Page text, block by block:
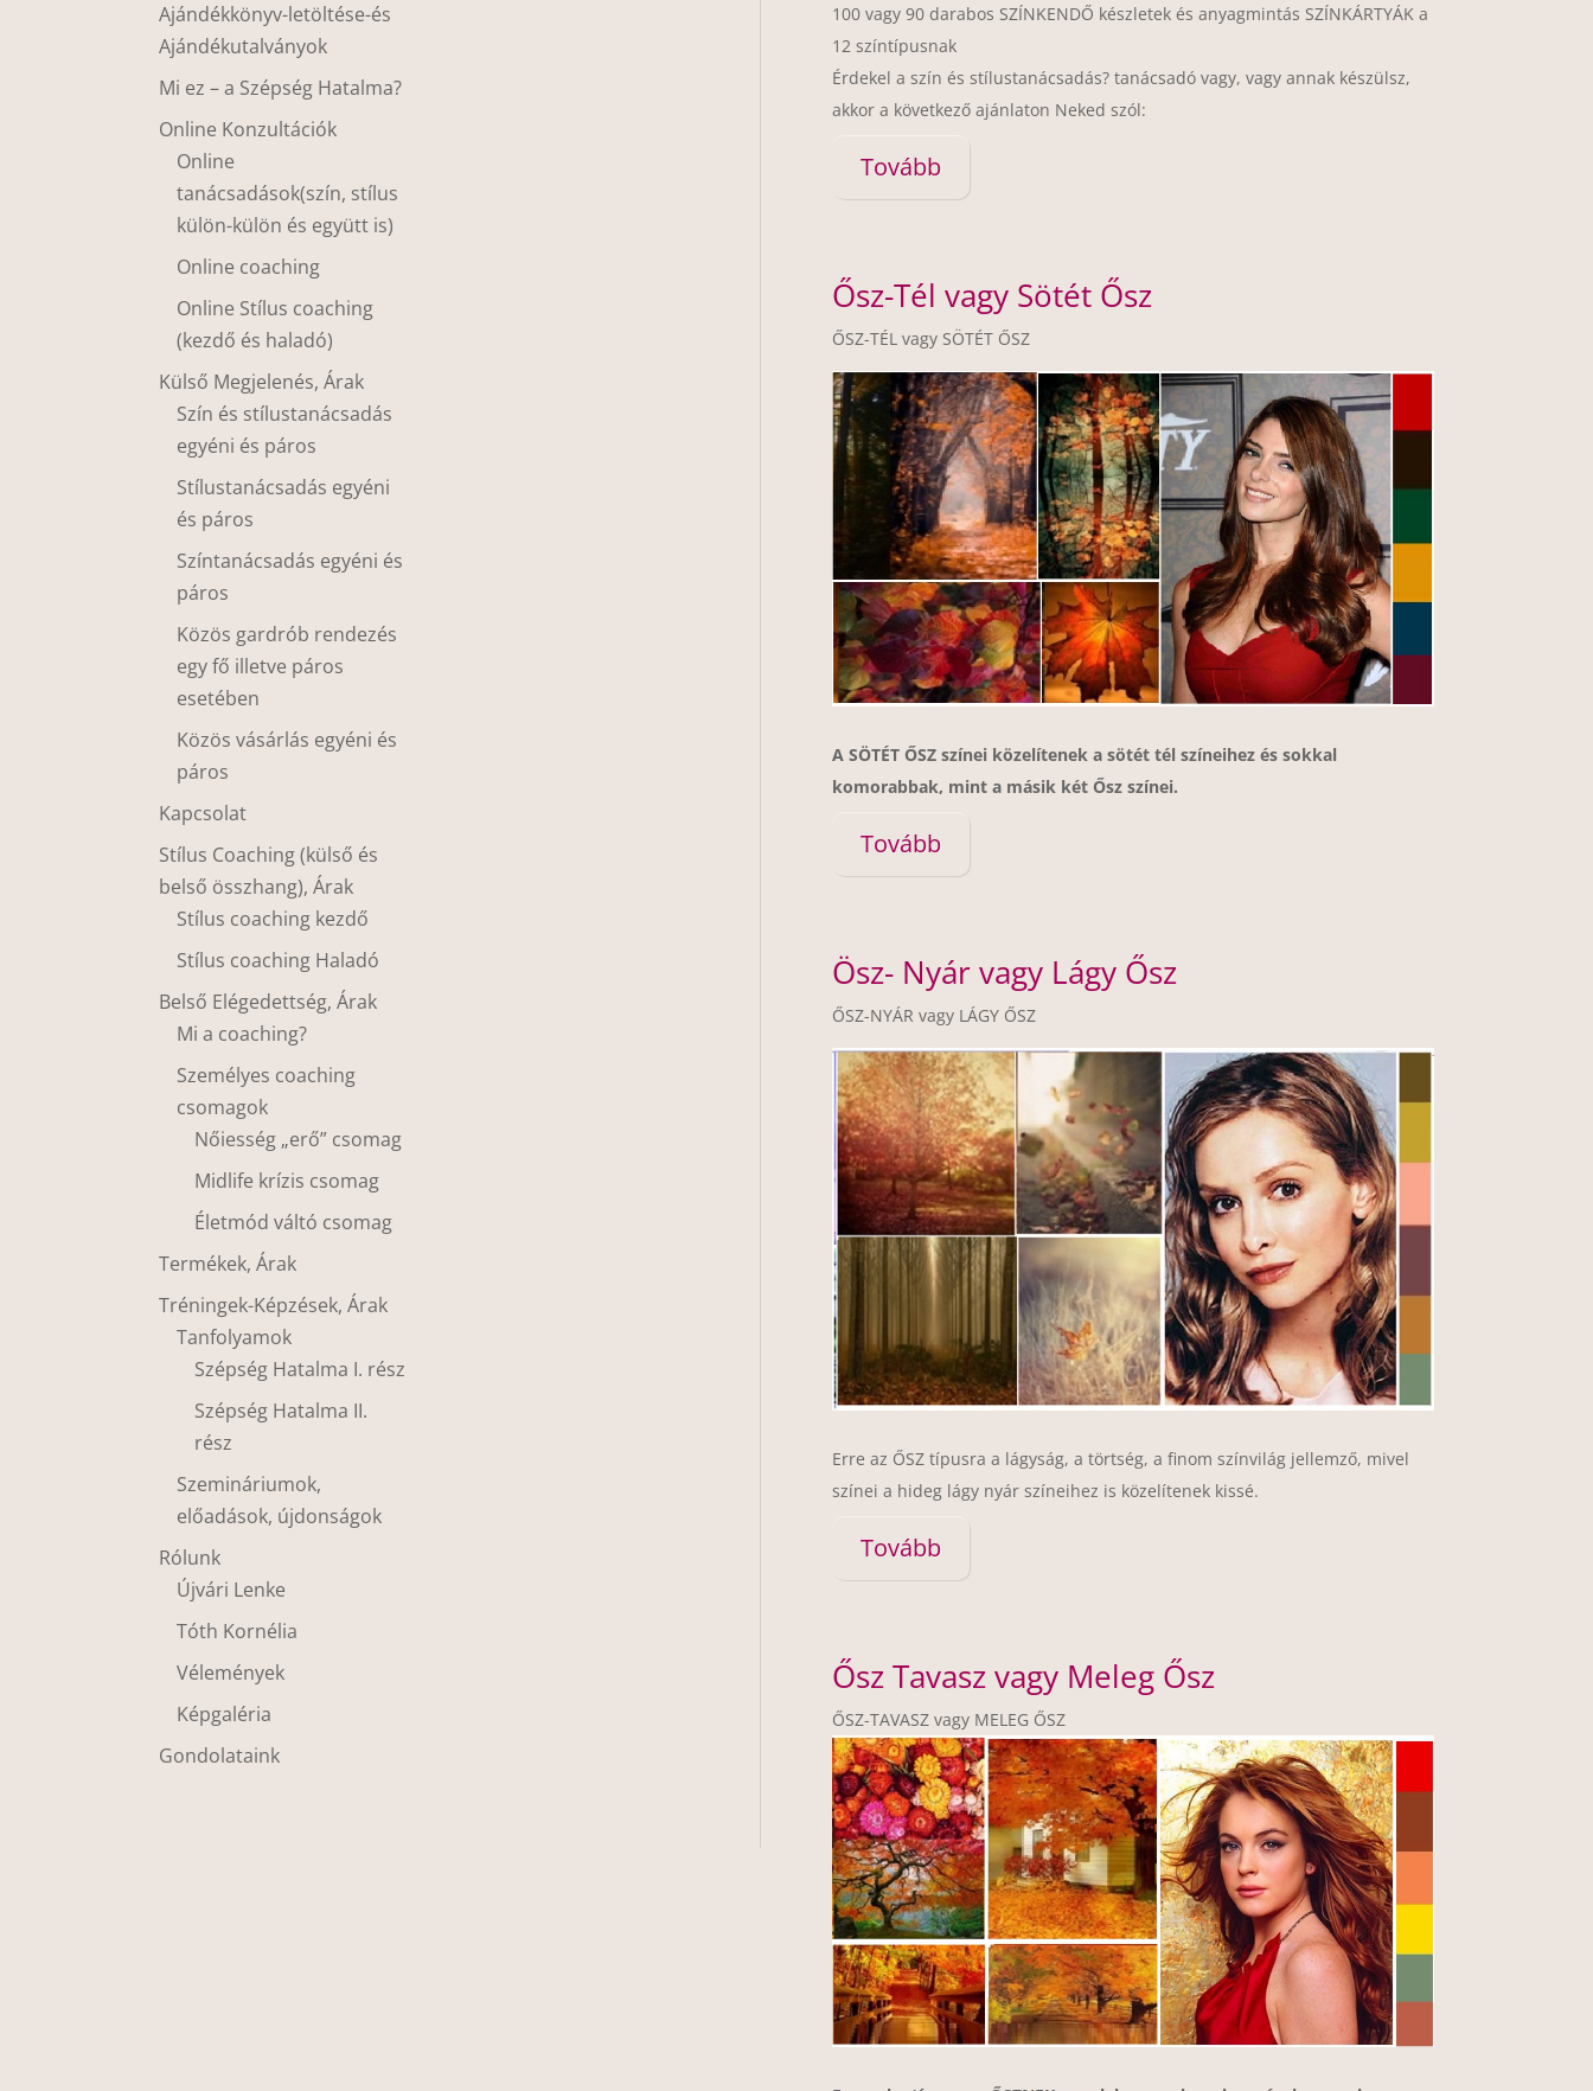
Ajándékkönyv-letöltése-és
Ajándékutalványok
Mi ez – a Szépség Hatalma?
Online Konzultációk
Online
tanácsadások(szín, stílus
külön-külön és együtt is)
Online coaching
Online Stílus coaching
(kezdő és haladó)
Külső Megjelenés, Árak
Szín és stílustanácsadás
egyéni és páros
Stílustanácsadás egyéni
és páros
Színtanácsadás egyéni és
páros
Közös gardrób rendezés
egy fő illetve páros
esetében
Közös vásárlás egyéni és
páros
Kapcsolat
Stílus Coaching (külső és
belső összhang), Árak
Stílus coaching kezdő
Stílus coaching Haladó
Belső Elégedettség, Árak
Mi a coaching?
Személyes coaching
csomagok
Nőiesség „erő” csomag
Midlife krízis csomag
Életmód váltó csomag
Termékek, Árak
Tréningek-Képzések, Árak
Tanfolyamok
Szépség Hatalma I. rész
Szépség Hatalma II.
rész
Szemináriumok,
előadások, újdonságok
Rólunk
Újvári Lenke
Tóth Kornélia
Vélemények
Képgaléria
Gondolataink
100 vagy 90 darabos SZÍNKENDŐ készletek és anyagmintás SZÍNKÁRTYÁK a
12 színtípusnak
Érdekel a szín és stílustanácsadás? tanácsadó vagy, vagy annak készülsz,
akkor a következő ajánlaton Neked szól:
Tovább
Ősz-Tél vagy Sötét Ősz
ŐSZ-TÉL vagy SÖTÉT ŐSZ
A SÖTÉT ŐSZ színei közelítenek a sötét tél színeihez és sokkal
komorabbak, mint a másik két Ősz színei.
Tovább
Ösz- Nyár vagy Lágy Ősz
ŐSZ-NYÁR vagy LÁGY ŐSZ
Erre az ŐSZ típusra a lágyság, a törtség, a finom színvilág jellemző, mivel
színei a hideg lágy nyár színeihez is közelítenek kissé.
Tovább
Ősz Tavasz vagy Meleg Ősz
ŐSZ-TAVASZ vagy MELEG ŐSZ